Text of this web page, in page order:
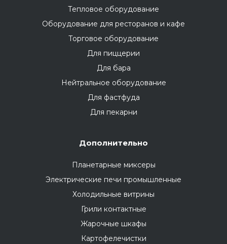
Тепловое оборудование
Оборудование для ресторанов и кафе
Торговое оборудование
Для пиццерии
Для бара
Нейтральное оборудование
Для фастфуда
Для пекарни
Дополнительно
Планетарные миксеры
Электрические печи промышленные
Холодильные витрины
Грили контактные
Жарочные шкафы
Картофелечистки